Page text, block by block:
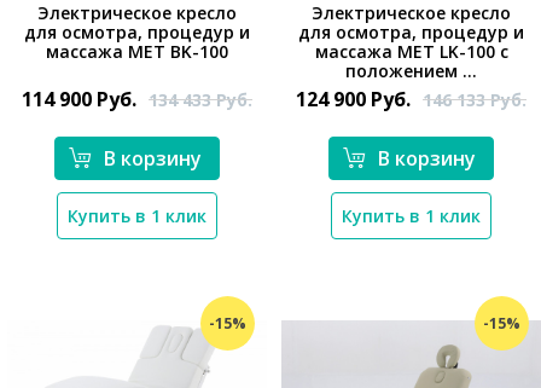
*}
Электрическое кресло
для осмотра, процедур и
массажа MET ВK-100
114 900 Руб. 134 433Руб.
В корзину
Купить в 1 клик
*}
Электрическое кресло
для осмотра, процедур и
массажа MET LK-100 с
положением ...
124 900 Руб. 146 133Руб.
В корзину
Купить в 1 клик
-15% -15%